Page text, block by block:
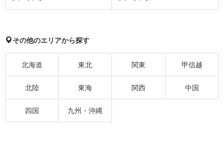
その他のエリアから探す
北海道 東北 関東 甲信越
北陸 東海 関西 中国
四国 九州・沖縄